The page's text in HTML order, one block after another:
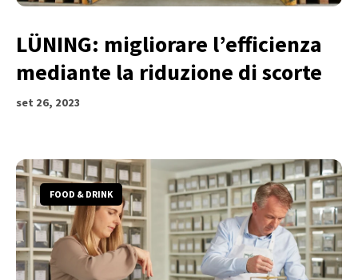
LÜNING: migliorare l’efficienza
mediante la riduzione di scorte
set 26, 2023
FOOD & DRINK